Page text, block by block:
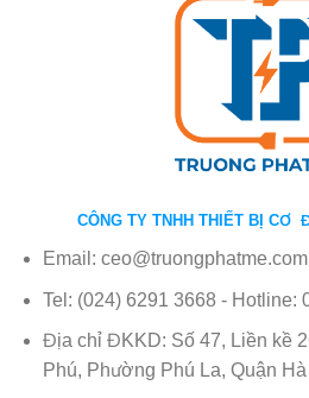
CÔNG TY TNHH THIẾT BỊ CƠ
Email: ceo@truongphatme.com
Tel: (024) 6291 3668 - Hotline:
Địa chỉ ĐKKD: Số 47, Liền kề
Phú, Phường Phú La, Quận